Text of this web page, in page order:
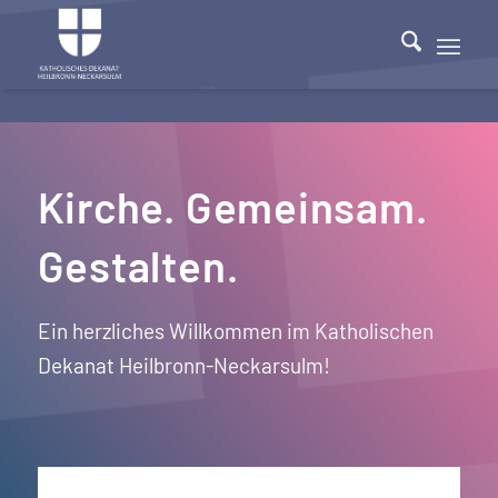
Kirche. Gemeinsam.
Gestalten.
Ein herzliches Willkommen im Katholischen
Dekanat Heilbronn-Neckarsulm!